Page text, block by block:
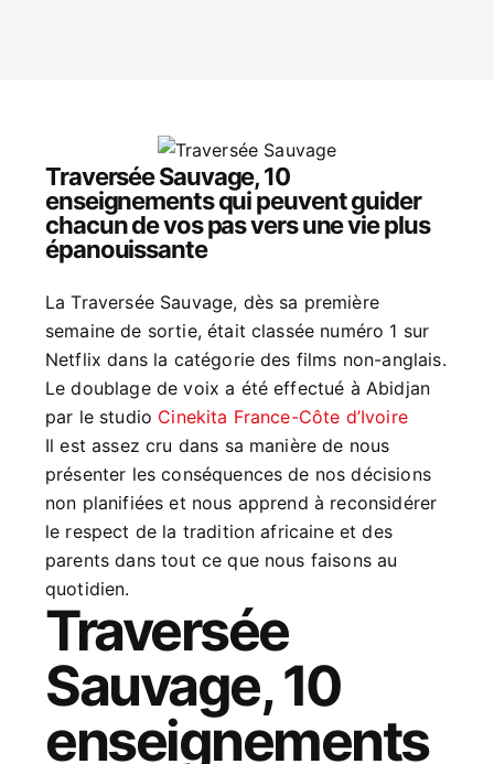
Traversée Sauvage, 10
enseignements qui peuvent guider
chacun de vos pas vers une vie plus
épanouissante
La Traversée Sauvage, dès sa première
semaine de sortie, était classée numéro 1 sur
Netflix dans la catégorie des films non-anglais.
Le doublage de voix a été effectué à Abidjan
par le studio Cinekita France-Côte d’Ivoire
Il est assez cru dans sa manière de nous
présenter les conséquences de nos décisions
non planifiées et nous apprend à reconsidérer
le respect de la tradition africaine et des
parents dans tout ce que nous faisons au
quotidien.
Traversée
Sauvage, 10
enseignements